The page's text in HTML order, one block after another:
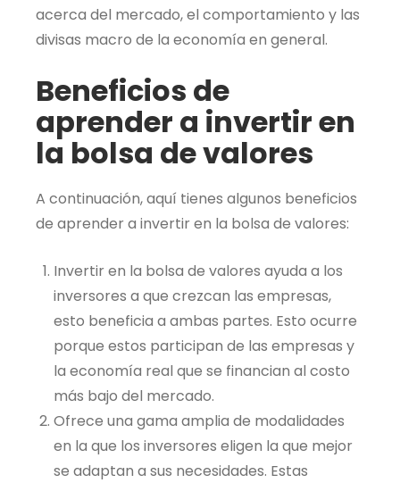
acerca del mercado, el comportamiento y las
divisas macro de la economía en general.
Beneficios de
aprender a invertir en
la bolsa de valores
A continuación, aquí tienes algunos beneficios
de aprender a invertir en la bolsa de valores:
Invertir en la bolsa de valores ayuda a los
inversores a que crezcan las empresas,
esto beneficia a ambas partes. Esto ocurre
porque estos participan de las empresas y
la economía real que se financian al costo
más bajo del mercado.
Ofrece una gama amplia de modalidades
en la que los inversores eligen la que mejor
se adaptan a sus necesidades. Estas